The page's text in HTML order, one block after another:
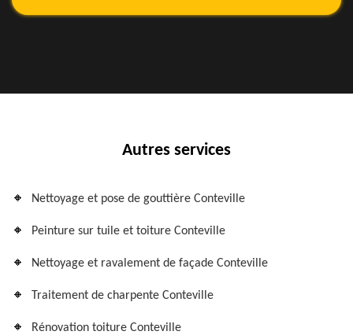
Autres services
Nettoyage et pose de gouttière Conteville
Peinture sur tuile et toiture Conteville
Nettoyage et ravalement de façade Conteville
Traitement de charpente Conteville
Rénovation toiture Conteville